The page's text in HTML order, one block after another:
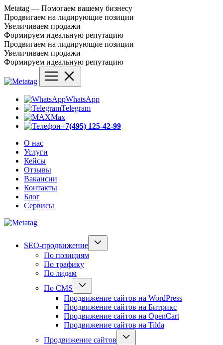
Metatag — Помогаем вашему бизнесу
Продвигаем на лидирующие позиции
Увеличиваем продажи
Формируем идеальную репутацию
Продвигаем на лидирующие позиции
Увеличиваем продажи
Формируем идеальную репутацию
WhatsApp
Telegram
Max
+7(495) 125-42-99
О нас
Услуги
Кейсы
Отзывы
Вакансии
Контакты
Блог
Сервисы
SEO-продвижение
По позициям
По трафику
По лидам
По CMS
Продвижение сайтов на WordPress
Продвижение сайтов на Битрикс
Продвижение сайтов на OpenCart
Продвижение сайтов на Tilda
Продвижение сайтов